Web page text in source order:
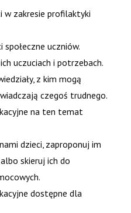
w zakresie profilaktyki
uczniów.
uczuciach i potrzebach.
z kim mogą
czegoś trudnego.
na ten temat
dzieci, zaproponuj im
skieruj ich do
dostępne dla
the Commission cannot be
may be made of the